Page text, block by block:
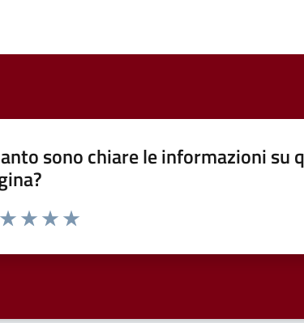
sono chiare le informazioni su
da 1 a 5 stelle la pagina